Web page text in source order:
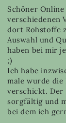
Schöner
verschiedenen
dort Rohstoffe
Auswahl und
haben bei mir
;)
Ich habe
male wurde
verschickt. Der
sorgfältig und
bei dem ich